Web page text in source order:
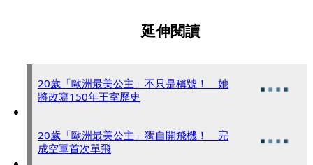
延伸閱讀
20歲「歐洲最美公主」不只是稱號！ 她
將改寫150年王室歷史
20歲「歐洲最美公主」獨自開飛機！ 完
成空軍首次單飛